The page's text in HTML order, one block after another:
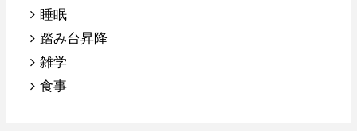
睡眠
踏み台昇降
雑学
食事